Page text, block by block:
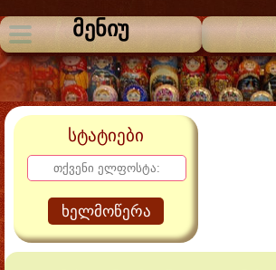
მენიუ
სტატიები
ხელმოწერა